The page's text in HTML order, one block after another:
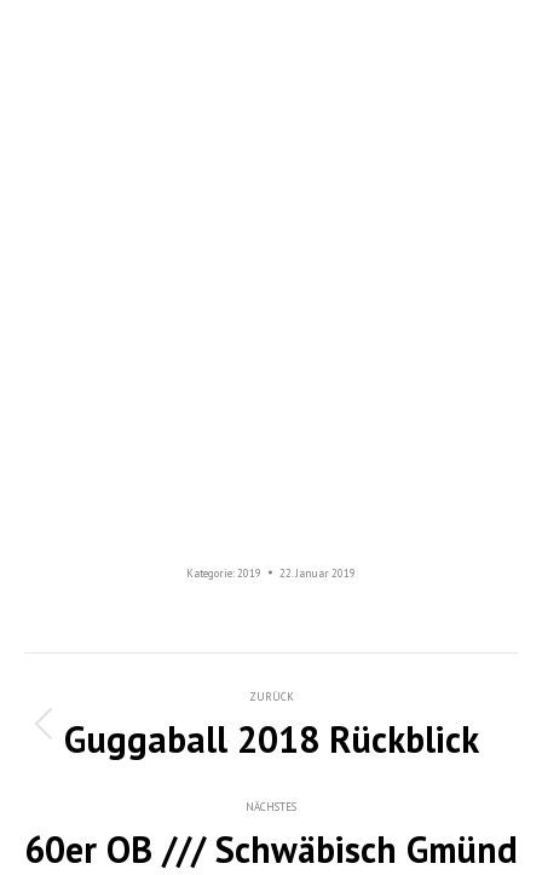
Kategorie: 2019 22. Januar 2019
Album-
Navigation
ZURÜCK
Vorheriges
Album:
Guggaball 2018 Rückblick
NÄCHSTES
60er OB /// Schwäbisch Gmünd